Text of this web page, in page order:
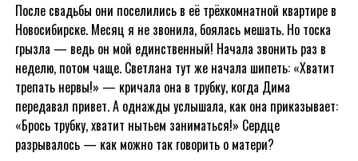
После свадьбы они поселились в её трёхкомнатной квартире в
Новосибирске. Месяц я не звонила, боялась мешать. Но тоска
грызла — ведь он мой единственный! Начала звонить раз в
неделю, потом чаще. Светлана тут же начала шипеть: «Хватит
трепать нервы!» — кричала она в трубку, когда Дима
передавал привет. А однажды услышала, как она приказывает:
«Брось трубку, хватит нытьем заниматься!» Сердце
разрывалось — как можно так говорить о матери?